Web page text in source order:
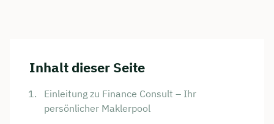
Inhalt dieser Seite
Einleitung zu Finance Consult – Ihr
persönlicher Maklerpool